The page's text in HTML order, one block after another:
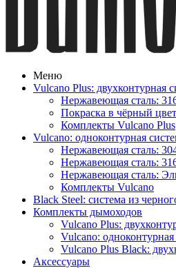
Меню
Vulcano Plus: двухконтурная
Нержавеющая сталь:
Покраска в чёрный
Комплекты Vulcano Plus
Vulcano: одноконтурная
Нержавеющая сталь:
Нержавеющая сталь:
Нержавеющая сталь:
Комплекты Vulcano
Black Steel: система из
Комплекты дымоходов
Vulcano Plus:
Vulcano: одноконтурная
Vulcano Plus Black:
Аксессуары